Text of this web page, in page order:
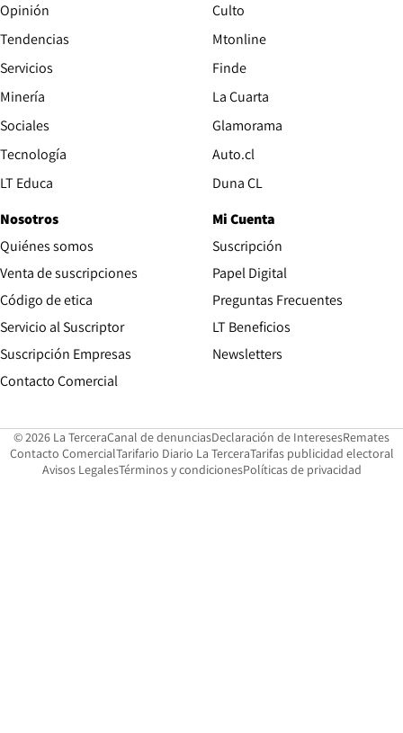
Opinión
Tendencias
Servicios
Minería
Sociales
Tecnología
LT Educa
Culto
Mtonline
Finde
La Cuarta
Glamorama
Auto.clOpens in new window
Duna CLOpens in new window
Nosotros
Quiénes somos
Venta de suscripciones
Código de etica Opens in new window
Servicio al Suscriptor
Suscripción Empresas
Contacto ComercialOpens in new window
Mi Cuenta
Suscripción
Papel DigitalOpens in new
Preguntas Frecuentes
LT Beneficios
Newsletters
© 2026 La TerceraCanal de denunciasOpens in new window
Declaración de InteresesOpens in
Remates
Contacto ComercialOpens in new window
Tarifario Diario La TerceraOpens in new window
Tarifas publicidad electoral
Avisos LegalesOpens in new window
Términos y condicionesPolíticas de privacidad